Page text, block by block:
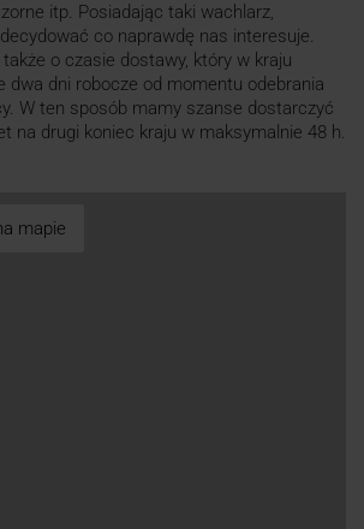
itp. Posiadając taki wachlarz,
co naprawdę nas interesuje.
o czasie dostawy, który w kraju
dwa dni robocze od momentu odebrania
W ten sposób mamy szanse dostarczyć
na drugi koniec kraju w maksymalnie 48 h.
mapie